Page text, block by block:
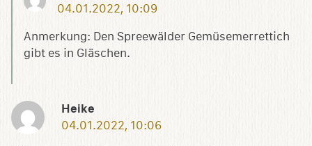
04.01.2022, 10:09
Anmerkung: Den Spreewälder Gemüsemerrettich
gibt es in Gläschen.
Heike
04.01.2022, 10:06